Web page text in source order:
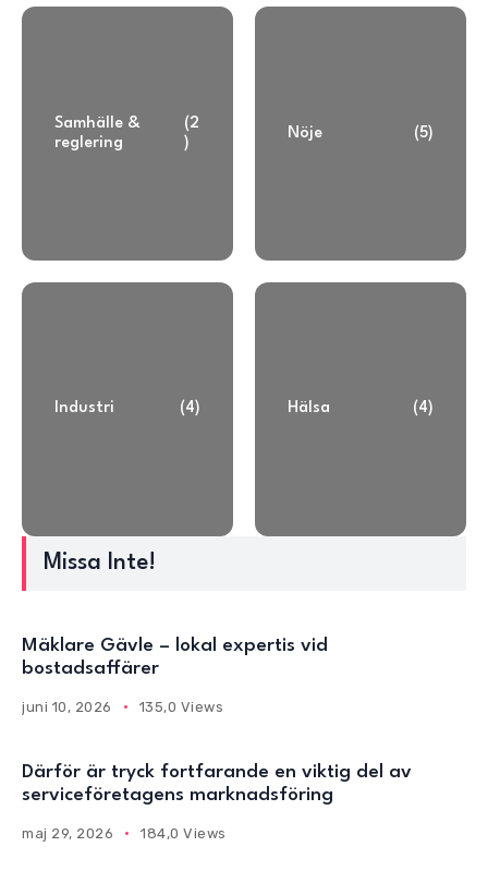
Samhälle &
reglering
(2
)
Nöje (5)
Industri (4) Hälsa (4)
Missa Inte!
Mäklare Gävle – lokal expertis vid
bostadsaffärer
juni 10, 2026 135,0 Views
Därför är tryck fortfarande en viktig del av
serviceföretagens marknadsföring
maj 29, 2026 184,0 Views